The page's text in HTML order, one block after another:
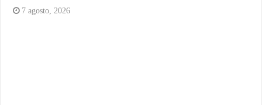
7 agosto, 2026